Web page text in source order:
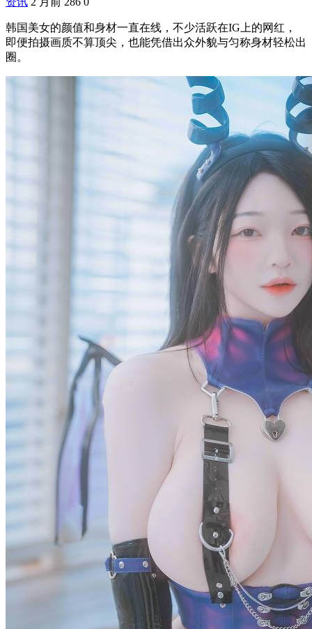
韩国美女的颜值和身材一直在线，不少活跃在IG上的网红，
即便拍摄画质不算顶尖，也能凭借出众外貌与匀称身材轻松出
圈。